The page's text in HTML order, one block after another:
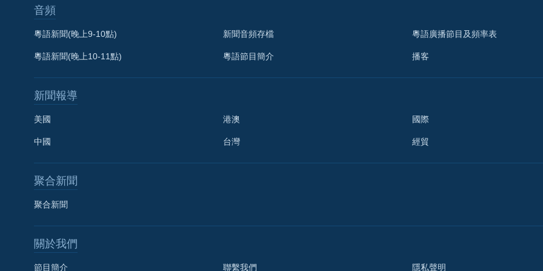
音頻
粵語新聞(晚上9-10點)
粵語新聞(晚上10-11點)
新聞音頻存檔
粵語節目簡介
粵語廣播節目及頻率表
播客
新聞報導
美國
中國
港澳
台灣
國際
經貿
聚合新聞
聚合新聞
關於我們
節目簡介 聯繫我們 隱私聲明